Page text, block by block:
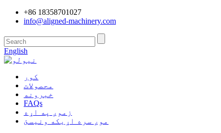
+86 18358701027
info@aligned-machinery.com
English
کور
محصولات
خبرونه
FAQs
زموږ په اړه
موږ سره اړیکه ونیسئ